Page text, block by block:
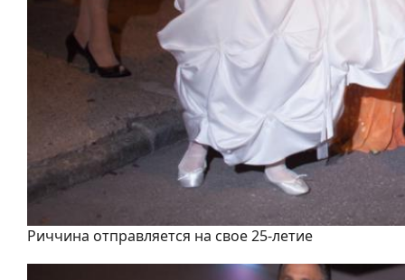
Риччина отправляется на свое 25-летие